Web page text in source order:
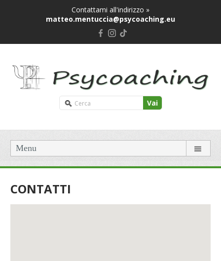
Contattami all'indirizzo »
matteo.mentuccia@psycoaching.eu
Vai
Menu
CONTATTI